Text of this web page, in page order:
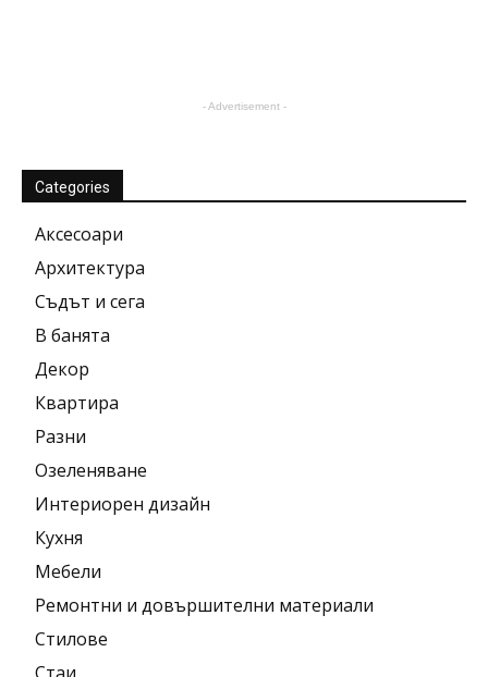
- Advertisement -
Categories
Аксесоари
Архитектура
Съдът и сега
В банята
Декор
Квартира
Разни
Озеленяване
Интериорен дизайн
Кухня
Мебели
Ремонтни и довършителни материали
Стилове